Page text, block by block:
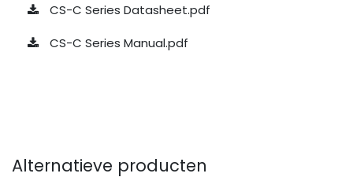
CS-C Series Datasheet.pdf
CS-C Series Manual.pdf
Alternatieve producten